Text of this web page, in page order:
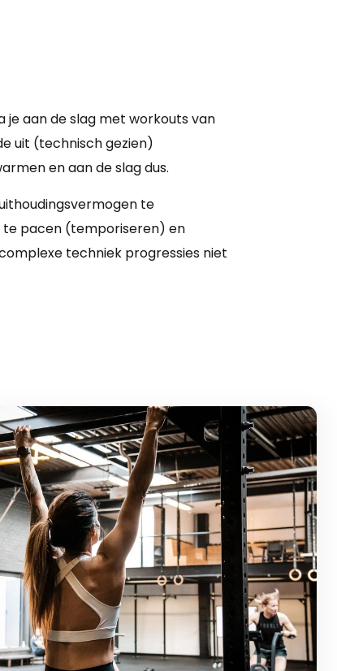
je aan de slag met workouts van
uit (technisch gezien)
en aan de slag dus.
te
pacen (temporiseren) en
techniek progressies niet